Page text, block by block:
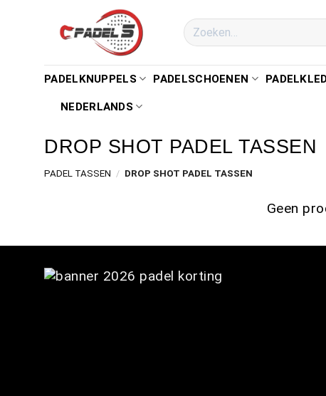
PADELKNUPPELS PADELSCHOENEN
NEDERLANDS
DROP SHOT PADEL TASSEN
PADEL TASSEN / DROP SHOT PADEL TASSEN
Geen